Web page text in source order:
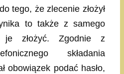
tego, że zlecenie złożył
to także z samego
złożyć. Zgodnie z
składania
obowiązek podać hasło,